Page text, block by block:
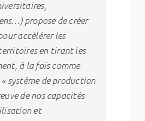
propose de créer
accélérer les
en tirant les
à la fois comme
« système de production
de nos capacités
et